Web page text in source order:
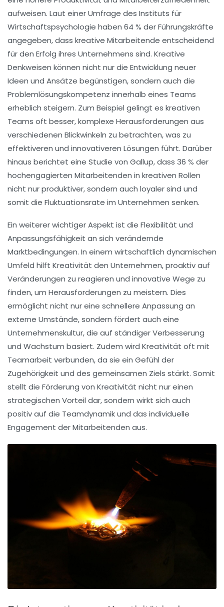
aufweisen. Laut einer Umfrage des Instituts für
Wirtschaftspsychologie haben 64 % der Führungskräfte
angegeben, dass kreative Mitarbeitende entscheidend
für den Erfolg ihres Unternehmens sind. Kreative
Denkweisen können nicht nur die Entwicklung neuer
Ideen und Ansätze begünstigen, sondern auch die
Problemlösungskompetenz innerhalb eines Teams
erheblich steigern. Zum Beispiel gelingt es kreativen
Teams oft besser, komplexe Herausforderungen aus
verschiedenen Blickwinkeln zu betrachten, was zu
effektiveren und innovativeren Lösungen führt. Darüber
hinaus berichtet eine Studie von Gallup, dass 36 % der
hochengagierten Mitarbeitenden in kreativen Rollen
nicht nur produktiver, sondern auch loyaler sind und
somit die Fluktuationsrate im Unternehmen senken.
Ein weiterer wichtiger Aspekt ist die Flexibilität und
Anpassungsfähigkeit an sich verändernde
Marktbedingungen. In einem wirtschaftlich dynamischen
Umfeld hilft Kreativität den Unternehmen, proaktiv auf
Veränderungen zu reagieren und innovative Wege zu
finden, um Herausforderungen zu meistern. Dies
ermöglicht nicht nur eine schnellere Anpassung an
externe Umstände, sondern fördert auch eine
Unternehmenskultur, die auf ständigerVerbesserung
und Wachstum basiert. Zudem wird Kreativität oft mit
Teamarbeit verbunden, da sie ein Gefühl der
Zugehörigkeit und des gemeinsamen Ziels stärkt. Somit
stellt die Förderung von Kreativität nicht nur einen
strategischen Vorteil dar, sondern wirkt sich auch
positiv auf die Teamdynamikund das individuelle
Engagement der Mitarbeitenden aus.